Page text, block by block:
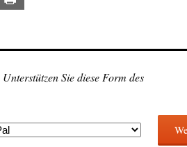
Sie diese Form des